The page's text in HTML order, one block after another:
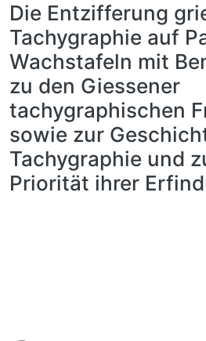
Die Entzifferung
Tachygraphie auf
Wachstafeln mit
zu den Giessener
tachygraphischen
sowie zur
Tachygraphie und
Priorität ihrer